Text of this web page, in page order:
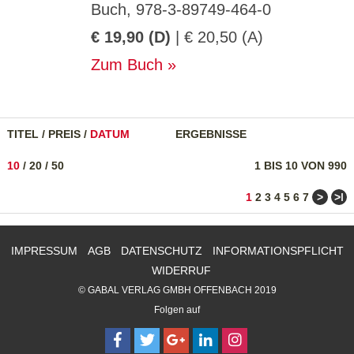
Buch, 978-3-89749-464-0
€ 19,90 (D) | € 20,50 (A)
Zum Buch
TITEL / PREIS / DATUM ERGEBNISSE
1 BIS 10 VON 990
10 / 20 / 50
1 2 3 4 5 6 7 > >ǀ
IMPRESSUM AGB DATENSCHUTZ
INFORMATIONSPFLICHT
WIDERRUF
© GABAL VERLAG GMBH OFFENBACH 2019
Folgen auf